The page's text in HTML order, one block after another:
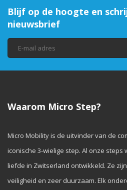
Blijf op de hoogte en
nieuwsbrief
Waarom Micro Step?
Micro Mobility is de uitvinder van de
iconische 3-wielige step. Al onze
liefde in Zwitserland ontwikkeld. Ze
veiligheid en zeer duurzaam. Elk